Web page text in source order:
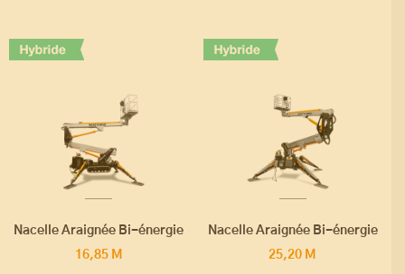
Nacelle Araignée Bi-énergie
16,85 M
Nacelle Araignée Bi-énergie
25,20 M